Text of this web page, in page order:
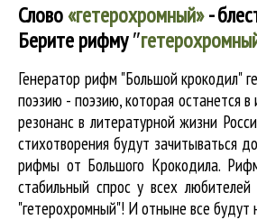
Слово«гетерохромный»-
Берите рифму″
Генератор рифм "Большой крокодил"
поэзию - поэзию, которая останется
резонанс в литературной жизни
стихотворения будут зачитываться
рифмы от Большого Крокодила.
стабильный спрос у всех
"гетерохромный"! И отныне все